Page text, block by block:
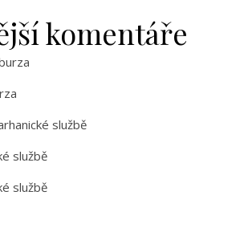
komentáře
službě
službě
službě